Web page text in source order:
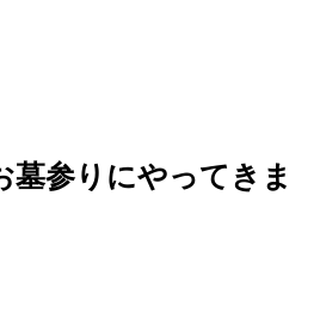
墓参りにやってきま